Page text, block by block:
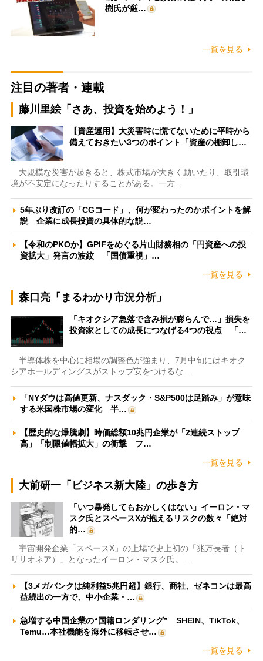
樹氏が厳…
一覧を見る
注目の著者・連載
藤川里絵「さあ、投資を始めよう！」
【資産運用】大災害時に慌てないために平時から
備えておきたい3つのポイント「資産の棚卸し…
大規模な災害が起きると、株式市場が大きく動いたり、取引環
境が不安定になったりすることがある。一方…
5年ぶり改訂の「CGコード」、何が変わったのかポイントを解
説 企業に成長投資の具体的な説…
【令和のPKOか】GPIFをめぐる片山財務相の「円資産への投
資拡大」発言の波紋 「国債重視」…
一覧を見る
森口亮「まるわかり市況分析」
「キオクシア急落で含み損が膨らんで…」損失を
投資家としての成長につなげる4つの視点 「…
半導体株を中心に相場の調整色が強まり、7月中旬にはキオク
シアホールディングスがストップ安をつけるな…
「NYダウは高値更新、ナスダック・S&P500は足踏み」が意味
する米国株市場の変化 半…
【歴史的な爆騰劇】時価総額10兆円企業が「2連続ストップ
高」「制限値幅拡大」の衝撃 フ…
一覧を見る
大前研一「ビジネス新大陸」の歩き方
「いつ暴発してもおかしくはない」イーロン・マ
スク氏とスペースXが抱えるリスクの数々「絶対
的…
宇宙開発企業「スペースX」の上場で史上初の「兆万長者（ト
リリオネア）」となったイーロン・マスク氏。…
【3メガバンクは純利益5兆円超】銀行、商社、ゼネコンは最高
益続出の一方で、中小企業・…
急増する中国企業の“国籍ロンダリング” SHEIN、TikTok、
Temu…本社機能を海外に移転させ…
一覧を見る